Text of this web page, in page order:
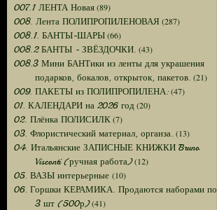
007.1 ЛЕНТА Новая(89)
008. Лента ПОЛИПРОПИЛЕНОВАЯ (287)
008.1. БАНТЫ-ШАРЫ(66)
008.2 БАНТЫ - ЗВЁЗДОЧКИ. (43)
008.3 Мини БАНТики из ленты для украшения
подарков, бокалов, открыток, пакетов. (21)
009. ПАКЕТЫ из ПОЛИПРОПИЛЕНА:(47)
01. КАЛЕНДАРИ на 2026 год (20)
02. Плёнка ПОЛИСИЛК(7)
03. Флористический материал, органза. (13)
04. Итальянские ЗАПИСНЫЕ КНИЖКИ Bruno
Visconti (ручная работа)(12)
05. ВАЗЫ интерьерные (10)
06. Горшки КЕРАМИКА. Продаются наборами по
3 шт (500р)(41)